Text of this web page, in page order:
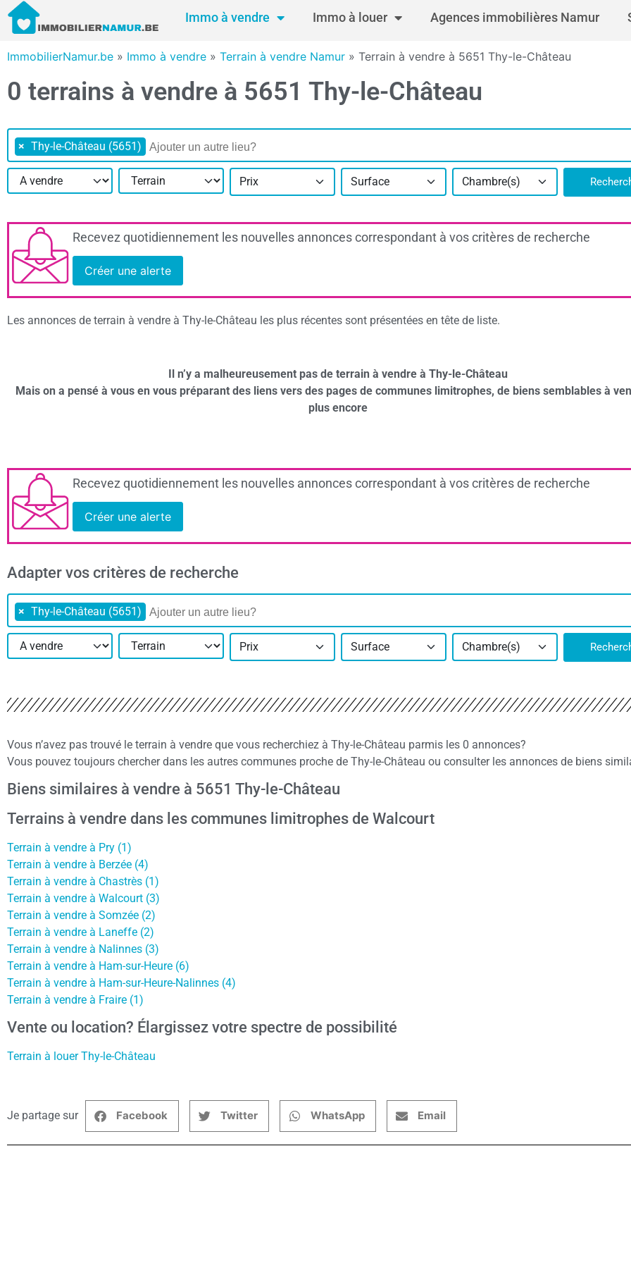
Immo à vendre Immo à louer Agences immobilières Namur
ImmobilierNamur.be » Immo à vendre » Terrain à vendre Namur » Terrain à vendre à 5651 Thy-le-Château
0 terrains à vendre à 5651 Thy-le-Château
× Thy-le-Château (5651)
Prix Surface Chambre(s)
Recevez quotidiennement les nouvelles annonces correspondant à vos critères de recherche
Créer une alerte
Les annonces de terrain à vendre à Thy-le-Château les plus récentes sont présentées en tête de liste.
Il n’y a malheureusement pas de terrain à vendre à Thy-le-Château
Mais on a pensé à vous en vous préparant des liens vers des pages de communes limitrophes, de biens semblables à
plus encore
Recevez quotidiennement les nouvelles annonces correspondant à vos critères de recherche
Créer une alerte
Adapter vos critères de recherche
× Thy-le-Château (5651)
Prix Surface Chambre(s)
Vous n’avez pas trouvé le terrain à vendre que vous recherchiez à Thy-le-Château parmis les 0 annonces?
Vous pouvez toujours chercher dans les autres communes proche de Thy-le-Château ou consulter les annonces de biens
Biens similaires à vendre à 5651 Thy-le-Château
Terrains à vendre dans les communes limitrophes de Walcourt
Terrain à vendre à Pry (1)
Terrain à vendre à Berzée (4)
Terrain à vendre à Chastrès (1)
Terrain à vendre à Walcourt (3)
Terrain à vendre à Somzée (2)
Terrain à vendre à Laneffe (2)
Terrain à vendre à Nalinnes (3)
Terrain à vendre à Ham-sur-Heure (6)
Terrain à vendre à Ham-sur-Heure-Nalinnes (4)
Terrain à vendre à Fraire (1)
Vente ou location? Élargissez votre spectre de possibilité
Terrain à louer Thy-le-Château
Je partage sur Facebook Twitter WhatsApp Email